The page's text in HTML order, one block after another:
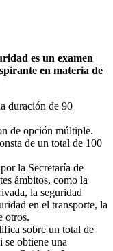
es un examen
en materia de
duración de 90
de opción múltiple.
de un total de 100
la Secretaría de
ámbitos, como la
la seguridad
en el transporte, la
otros.
sobre un total de
se obtiene una